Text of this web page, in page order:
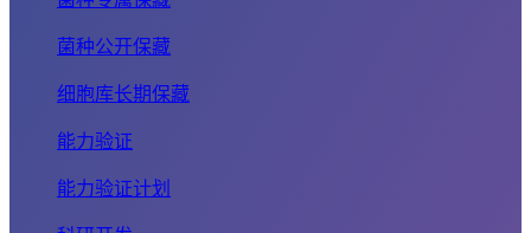
菌种公开保藏
细胞库长期保藏
能力验证
能力验证计划